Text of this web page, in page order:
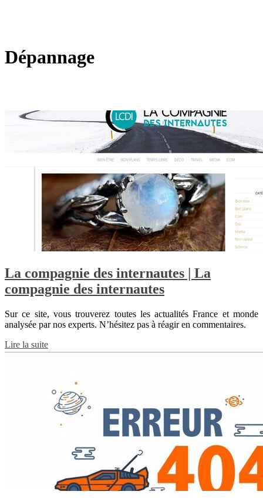
Dépannage
La compagnie des internautes | La
compagnie des internautes
Sur ce site, vous trouverez toutes les actualités France et monde
analysée par nos experts. N’hésitez pas à réagir en commentaires.
Lire la suite